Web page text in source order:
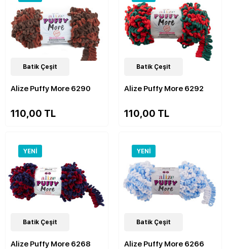
48Çeşit
Batik Çeşit
Alize Puffy More 6290
110,00 TL
47Çeşit
Batik Çeşit
Alize Puffy More 6292
110,00 TL
YENI
48Çeşit
Batik Çeşit
Alize Puffy More 6268
YENI
48Çeşit
Batik Çeşit
Alize Puffy More 6266